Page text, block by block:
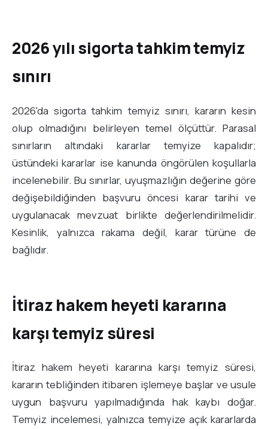
2026 yılı sigorta tahkim temyiz
sınırı
2026'da sigorta tahkim temyiz sınırı, kararın kesin
olup olmadığını belirleyen temel ölçüttür. Parasal
sınırların altındaki kararlar temyize kapalıdır;
üstündeki kararlar ise kanunda öngörülen koşullarla
incelenebilir. Bu sınırlar, uyuşmazlığın değerine göre
değişebildiğinden başvuru öncesi karar tarihi ve
uygulanacak mevzuat birlikte değerlendirilmelidir.
Kesinlik, yalnızca rakama değil, karar türüne de
bağlıdır.
İtiraz hakem heyeti kararına
karşı temyiz süresi
İtiraz hakem heyeti kararına karşı temyiz süresi,
kararın tebliğinden itibaren işlemeye başlar ve usule
uygun başvuru yapılmadığında hak kaybı doğar.
Temyiz incelemesi, yalnızca temyize açık kararlarda